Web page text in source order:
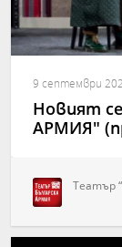
9 септември
Новият
АРМИЯ"
Театър